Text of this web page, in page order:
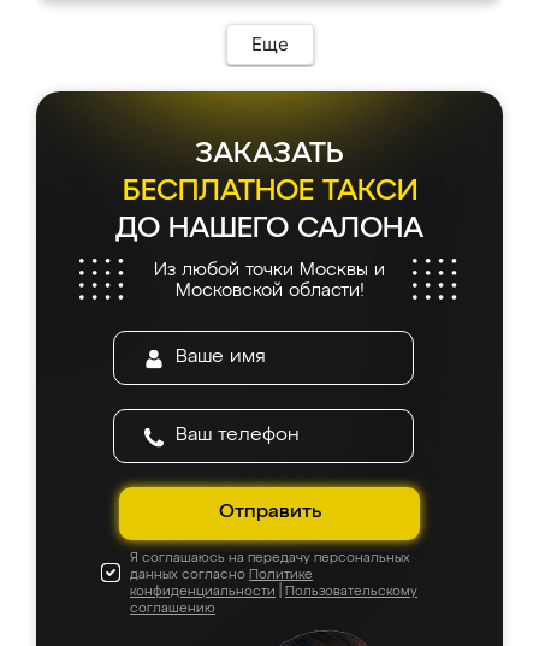
Еще
ЗАКАЗАТЬ
БЕСПЛАТНОЕ ТАКСИ
ДО НАШЕГО САЛОНА
Из любой точки Москвы и
Московской области!
Отправить
Я соглашаюсь на передачу персональных
данных согласно Политике
конфиденциальности
Пользовательскому
соглашению